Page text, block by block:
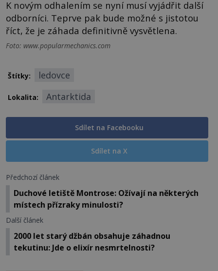
K novým odhalením se nyní musí vyjádřit další
odborníci. Teprve pak bude možné s jistotou
říct, že je záhada definitivně vysvětlena.
Foto: www.popularmechanics.com
Štítky: ledovce
Lokalita: Antarktida
Sdílet na Facebooku
Sdílet na X
Předchozí článek
Duchové letiště Montrose: Ožívají na některých
místech přízraky minulosti?
Další článek
2000 let starý džbán obsahuje záhadnou
tekutinu: Jde o elixír nesmrtelnosti?